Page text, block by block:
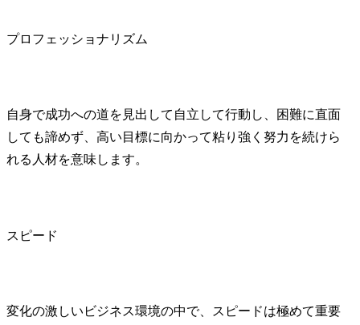
プロフェッショナリズム
自身で成功への道を見出して自立して行動し、困難に直面
しても諦めず、高い目標に向かって粘り強く努力を続けら
れる人材を意味します。
スピード
変化の激しいビジネス環境の中で、スピードは極めて重要